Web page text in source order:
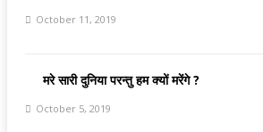
October 11, 2019
मरे सारी दुनिया परन्तु हम क्यों मरेंगे ?
October 5, 2019